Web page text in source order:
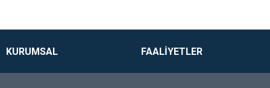
KURUMSAL FAALİYETLER